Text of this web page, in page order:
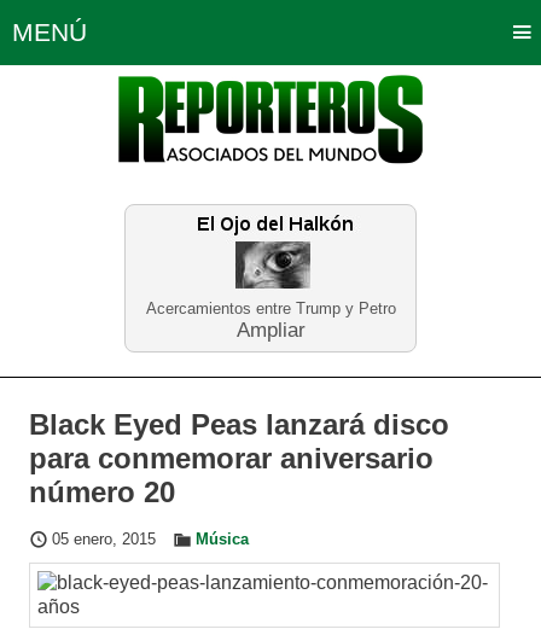
Acercamientos entre Trump y Petro
Ampliar
MENÚ
Política Opinión Bogotá
Planeta Tierra Deportes
Educación Neira
Black Eyed Peas lanzará disco
para conmemorar aniversario
número 20
05 enero, 2015 Música